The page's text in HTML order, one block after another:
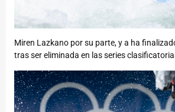
Miren Lazkano por su parte, y a ha
tras ser eliminada en las series